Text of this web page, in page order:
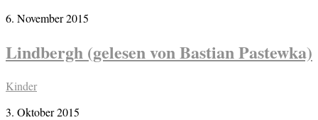
6. November 2015
Lindbergh (gelesen von Bastian Pastewka)
Kinder
3. Oktober 2015